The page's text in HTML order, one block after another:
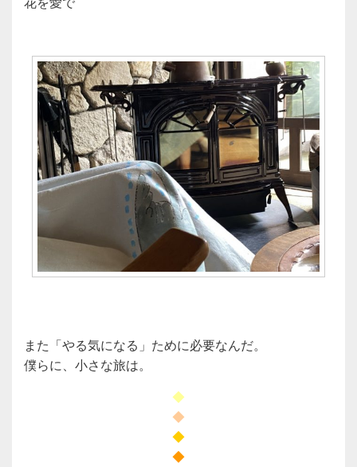
また「やる気になる」ために必要なんだ。
僕らに、小さな旅は。
◆
◆
◆
◆